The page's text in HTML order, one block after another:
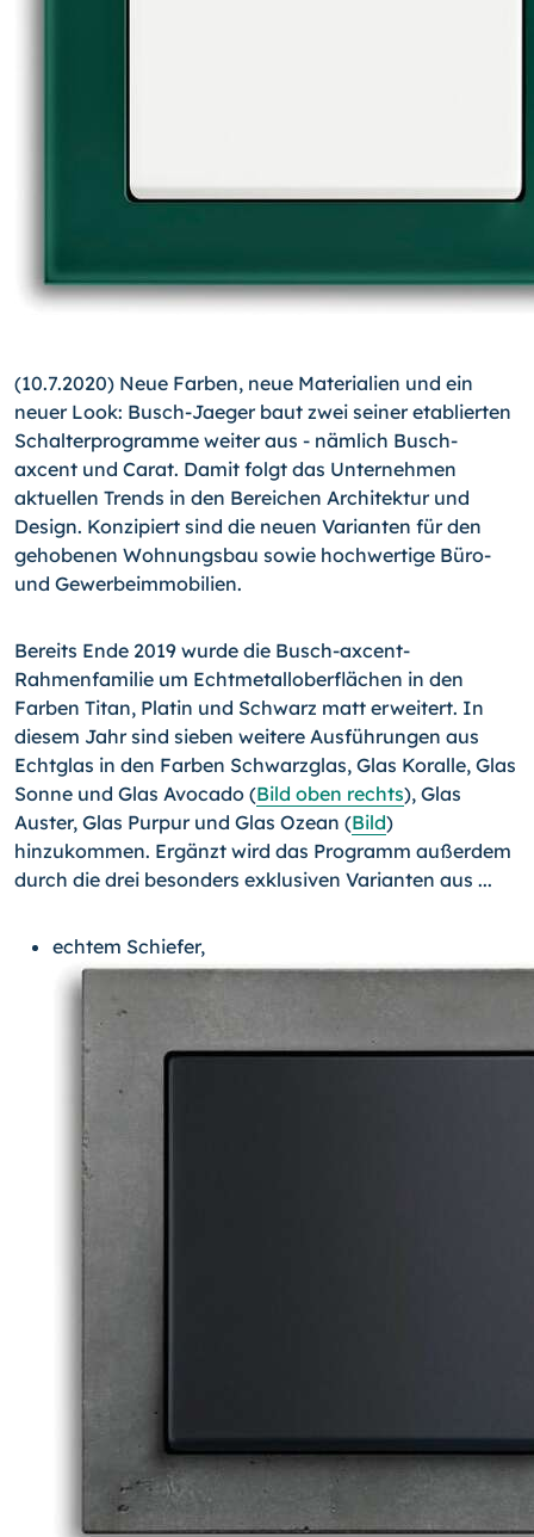
(10.7.2020) Neue Farben, neue Materialien und ein
neuer Look: Busch-Jaeger baut zwei seiner etablierten
Schalterprogramme weiter aus - nämlich Busch-
axcent und Carat. Damit folgt das Unternehmen
aktuellen Trends in den Bereichen Architektur und
Design. Konzipiert sind die neuen Varianten für den
gehobenen Wohnungsbau sowie hochwertige Büro-
und Gewerbeimmobilien.
Bereits Ende 2019 wurde die Busch-axcent-
Rahmenfamilie um Echtmetalloberflächen in den
Farben Titan, Platin und Schwarz matt erweitert. In
diesem Jahr sind sieben weitere Ausführungen aus
Echtglas in den Farben Schwarzglas, Glas Koralle, Glas
Sonne und Glas Avocado (Bild oben rechts), Glas
Auster, Glas Purpur und Glas Ozean (Bild)
hinzukommen. Ergänzt wird das Programm außerdem
durch die drei besonders exklusiven Varianten aus ...
echtem Schiefer,